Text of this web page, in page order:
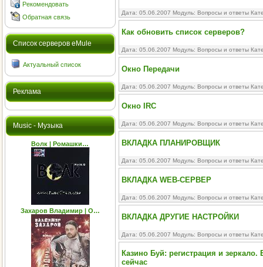
Рекомендовать
Обратная связь
Cписок серверов eMule
Актуальный список
Реклама
Music - Музыка
Волк | Ромашки…
Захаров Владимир | О…
Дата: 05.06.2007 Модуль: Вопросы и ответы
Как обновить список серверов?
Дата: 05.06.2007 Модуль: Вопросы и ответы
Окно Передачи
Дата: 05.06.2007 Модуль: Вопросы и ответы
Окно IRC
Дата: 05.06.2007 Модуль: Вопросы и ответы
ВКЛАДКА ПЛАНИРОВЩИК
Дата: 05.06.2007 Модуль: Вопросы и ответы
ВКЛАДКА WEB-CEPBEP
Дата: 05.06.2007 Модуль: Вопросы и ответы
ВКЛАДКА ДРУГИЕ НАСТРОЙКИ
Дата: 05.06.2007 Модуль: Вопросы и ответы
Казино Буй: регистрация и
сейчас